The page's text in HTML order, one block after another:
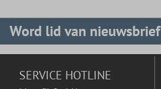
Word lid van nieuwsbrief
SERVICE HOTLINE